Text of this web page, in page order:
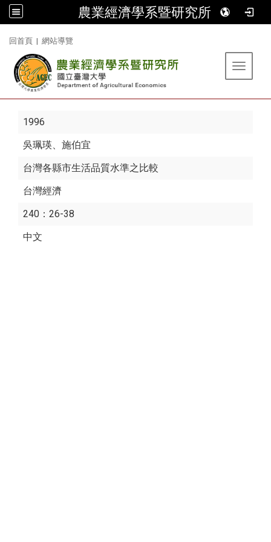
農業經濟學系暨研究所
回首頁 | 網站導覽
Toggle
1996
吳珮瑛、施伯宜
台灣各縣市生活品質水準之比較
台灣經濟
240：26-38
中文